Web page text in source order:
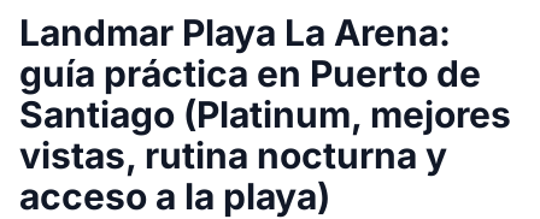
Landmar Playa La Arena:
guía práctica en Puerto de
Santiago (Platinum, mejores
vistas, rutina nocturna y
acceso a la playa)